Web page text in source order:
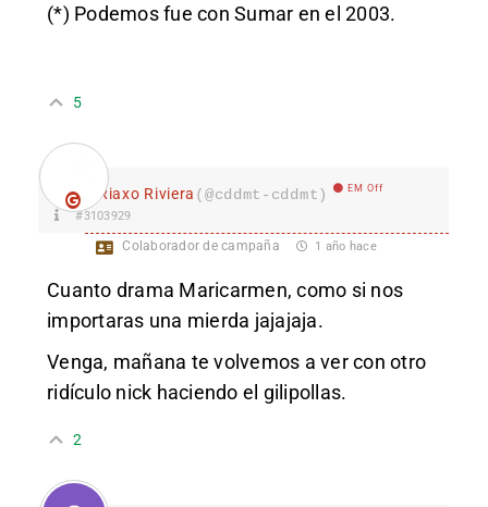
(*) Podemos fue con Sumar en el 2003.
5
Riaxo Riviera (@cddmt-cddmt) EM Off
#3103929
Colaborador de campaña 1 año hace
Cuanto drama Maricarmen, como si nos
importaras una mierda jajajaja.
Venga, mañana te volvemos a ver con otro
ridículo nick haciendo el gilipollas.
2